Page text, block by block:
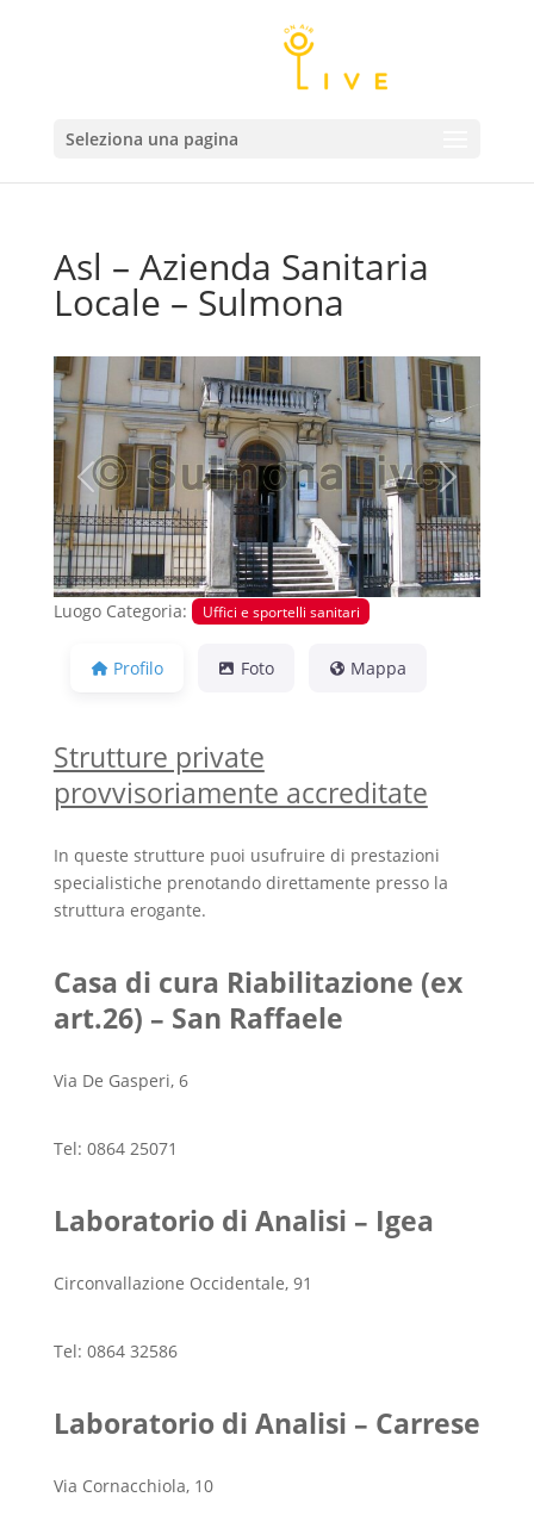
Seleziona una pagina
Asl – Azienda Sanitaria
Locale – Sulmona
Precedente Successivo
Luogo Categoria: Uffici e sportelli sanitari
Profilo Foto Mappa
Strutture private
provvisoriamente accreditate
In queste strutture puoi usufruire di prestazioni
specialistiche prenotando direttamente presso la
struttura erogante.
Casa di cura Riabilitazione (ex
art.26) – San Raffaele
Via De Gasperi, 6
Tel: 0864 25071
Laboratorio di Analisi – Igea
Circonvallazione Occidentale, 91
Tel: 0864 32586
Laboratorio di Analisi – Carrese
Via Cornacchiola, 10